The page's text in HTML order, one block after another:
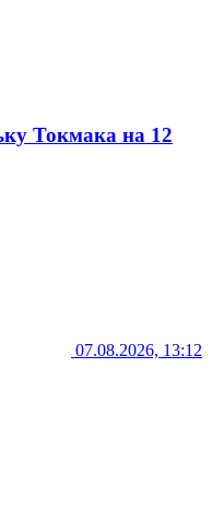
Токмака на 12
07.08.2026, 13:12